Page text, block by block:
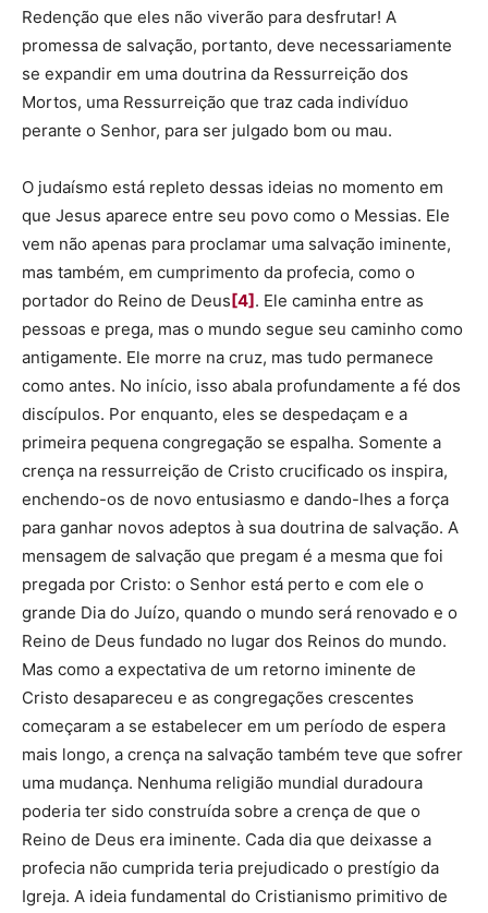
Redenção que eles não viverão para desfrutar! A
promessa de salvação, portanto, deve necessariamente
se expandir em uma doutrina da Ressurreição dos
Mortos, uma Ressurreição que traz cada indivíduo
perante o Senhor, para ser julgado bom ou mau.
O judaísmo está repleto dessas ideias no momento em
que Jesus aparece entre seu povo como o Messias. Ele
vem não apenas para proclamar uma salvação iminente,
mas também, em cumprimento da profecia, como o
portador do Reino de Deus[4]. Ele caminha entre as
pessoas e prega, mas o mundo segue seu caminho como
antigamente. Ele morre na cruz, mas tudo permanece
como antes. No início, isso abala profundamente a fé dos
discípulos. Por enquanto, eles se despedaçam e a
primeira pequena congregação se espalha. Somente a
crença na ressurreição de Cristo crucificado os inspira,
enchendo-os de novo entusiasmo e dando-lhes a força
para ganhar novos adeptos à sua doutrina de salvação. A
mensagem de salvação que pregam é a mesma que foi
pregada por Cristo: o Senhor está perto e com ele o
grande Dia do Juízo, quando o mundo será renovado e o
Reino de Deus fundado no lugar dos Reinos do mundo.
Mas como a expectativa de um retorno iminente de
Cristo desapareceu e as congregações crescentes
começaram a se estabelecer em um período de espera
mais longo, a crença na salvação também teve que sofrer
uma mudança. Nenhuma religião mundial duradoura
poderia ter sido construída sobre a crença de que o
Reino de Deus era iminente. Cada dia que deixasse a
profecia não cumprida teria prejudicado o prestígio da
Igreja. A ideia fundamental do Cristianismo primitivo de